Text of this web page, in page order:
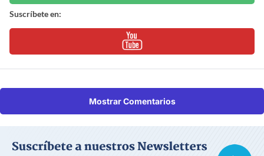
Suscríbete en:
Mostrar Comentarios